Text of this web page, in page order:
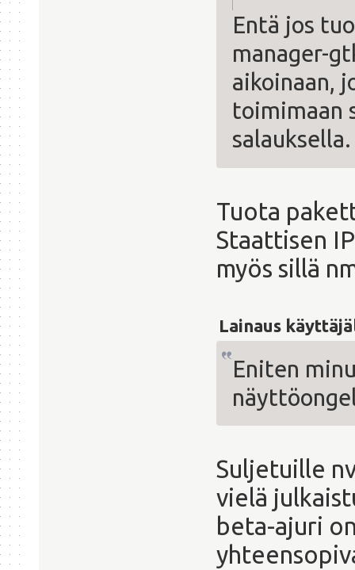
Entä jos
manager-
aikoinaan,
toimimaan
salauksella.
Tuota
Staattisen
myös sillä
Lainaus
Eniten
Suljetuille
vielä
beta-ajuri